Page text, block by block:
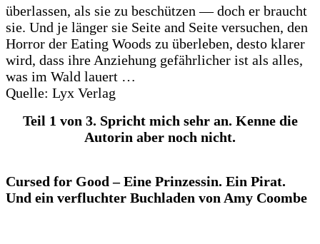
überlassen, als sie zu beschützen — doch er braucht
sie. Und je länger sie Seite and Seite versuchen, den
Horror der Eating Woods zu überleben, desto klarer
wird, dass ihre Anziehung gefährlicher ist als alles,
was im Wald lauert …
Quelle: Lyx Verlag
Teil 1 von 3. Spricht mich sehr an. Kenne die
Autorin aber noch nicht.
Cursed for Good – Eine Prinzessin. Ein Pirat.
Und ein verfluchter Buchladen von Amy Coombe